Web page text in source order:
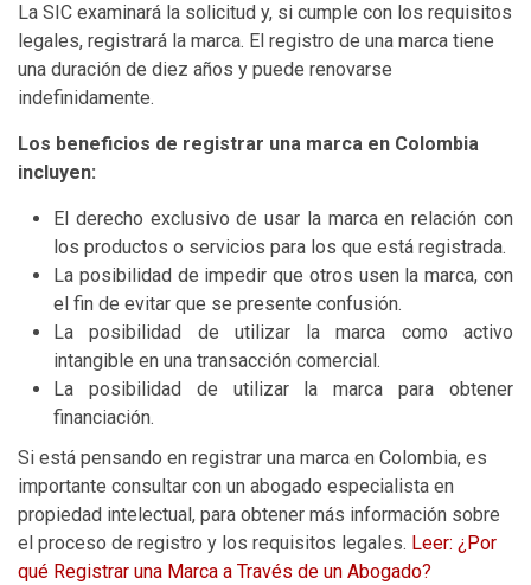
La SIC examinará la solicitud y, si cumple con los requisitos
legales, registrará la marca. El registro de una marca tiene
una duración de diez años y puede renovarse
indefinidamente.
Los beneficios de registrar una marca en Colombia
incluyen:
El derecho exclusivo de usar la marca en relación con
los productos o servicios para los que está registrada.
La posibilidad de impedir que otros usen la marca, con
el fin de evitar que se presente confusión.
La posibilidad de utilizar la marca como activo
intangible en una transacción comercial.
La posibilidad de utilizar la marca para obtener
financiación.
Si está pensando en registrar una marca en Colombia, es
importante consultar con un abogado especialista en
propiedad intelectual, para obtener más información sobre
el proceso de registro y los requisitos legales. Leer: ¿Por
qué Registrar una Marca a Través de un Abogado?